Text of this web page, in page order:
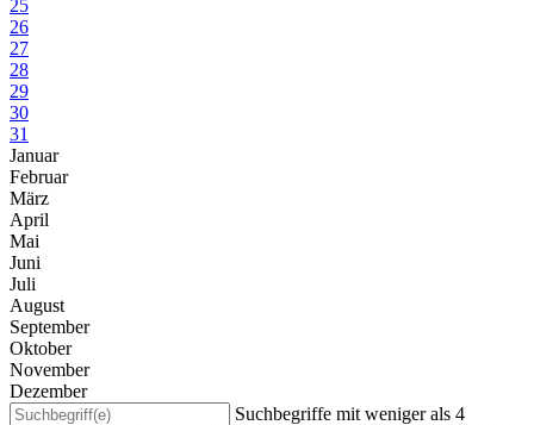
25
26
27
28
29
30
31
Januar
Februar
März
April
Mai
Juni
Juli
August
September
Oktober
November
Dezember
Suchbegriffe mit weniger als 4